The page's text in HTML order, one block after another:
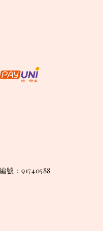
號：91740588